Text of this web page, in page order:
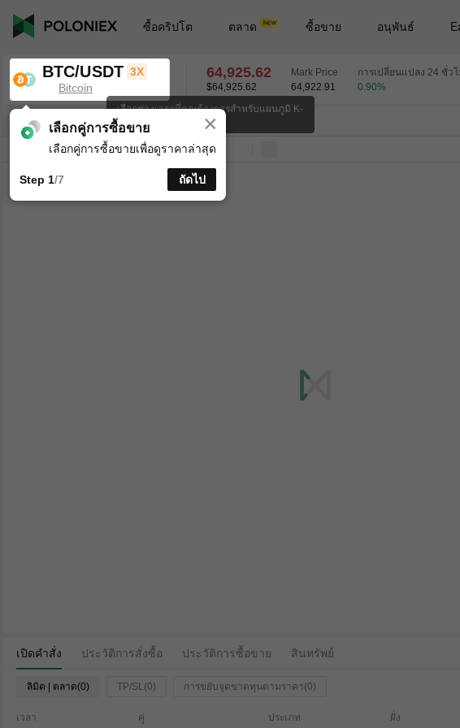
ซื้อคริปโต ตลาด ซื้อขาย อนุพันธ์
BTC/USDT 3X
Bitcoin
64,925.62
$64,925.62
Mark Price
64,922.91
การเปลี่ยนแปลง 24 ชั่วโ
0.90%
BTC/USDT 0.90 64,925.62
15 นาที1 ชั่วโมง4 ชั่วโมง1 วัน1 สัปดาห์
เปิดคำสั่ง ประวัติการสั่งซื้อ ประวัติการซื้อขาย สินทรัพย์
ลิมิต | ตลาด(0) TP/SL(0) การขยับจุดขาดทุนตามราคา(0)
เวลา คู่ ประเภท ฝั่ง
เลือกช่วงเวลาที่คุณต้องการสำหรับแผนภูมิ K-
line
×
เลือกคู่การซื้อขาย
เลือกคู่การซื้อขายเพื่อดูราคาล่าสุด
Step 1/7 ถัดไป